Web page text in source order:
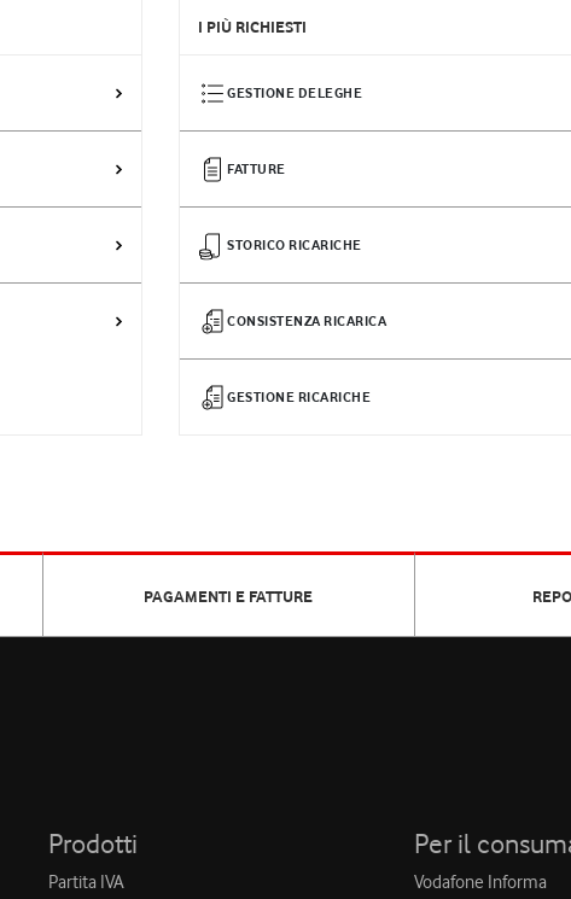
I PIÙ RICHIESTI
GESTIONE DELEGHE
FATTURE
STORICO RICARICHE
CONSISTENZA RICARICA
GESTIONE RICARICHE
PAGAMENTI E FATTURE
Prodotti
Partita IVA
Per il
Vodafone Informa